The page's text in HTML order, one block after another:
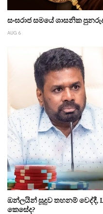
සංඝරාජ සමයේ ශාසනික
AUG 6
ඔන්ලයින් සූදුව තහනම් වෙද්දී,
කෙසේද?